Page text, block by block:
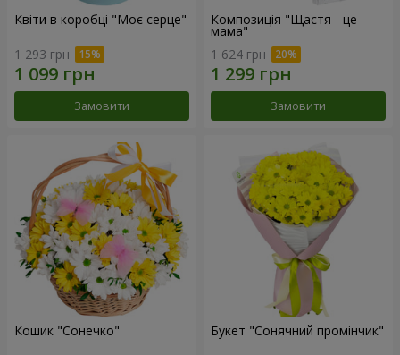
Квіти в коробці "Моє серце"
1 293 грн
Замовити
Композиція "Щастя - це
мама"
1 624 грн
Замовити
Кошик "Сонечко" Букет "Сонячний промінчик"